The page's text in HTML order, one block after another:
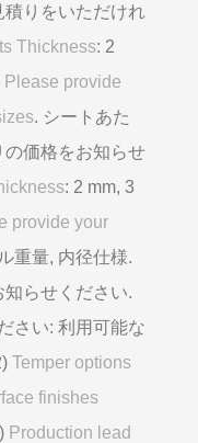
積りをいただけれ
Thickness: 2
Please provide
. シートあた
の価格をお知らせ
: 2 mm, 3
provide your
重量, 内径仕様.
知らせください.
さい: 利用可能な
Temper options
finishes
Production lead